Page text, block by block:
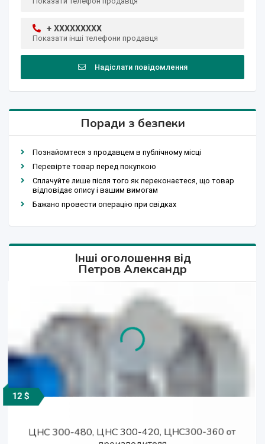
+ XXXXXXXXX
Показати інші телефони продавця
Надіслати повідомлення
Поради з безпеки
Познайомтеся з продавцем в публічному місці
Перевірте товар перед покупкою
Сплачуйте лише після того як переконаєтеся, що товар
відповідає опису і вашим вимогам
Бажано провести операцію при свідках
Інші оголошення від
Петров Александр
12 $
Поставляю насосы ЦН, ЦНС от производителя
12 $
Насосы Д4000-27, Д3200-33, Д2000-21,
12 $
Насосы ЦНС 300-300, ЦНС 300-240, ЦНС 300-
12 $
ЦНС 300-480, ЦНС 300-420, ЦНС300-360 от
12 $
СМ 200-150-500, СМ 250-200-400 от
12 $
Поставляю насосы ЦН, ЦНС от производителя
12 $
Насосы Д4000-27, Д3200-33, Д2000-21,